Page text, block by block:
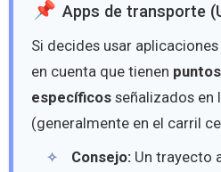
Apps de transporte
Si decides usar
en cuenta que tienen
específicos señalizados en
(generalmente en el carril
Consejo: Un trayecto